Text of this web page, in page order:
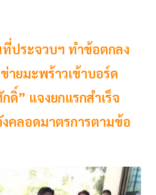
ประจวบฯ ทำข้อตกลง
ายมะพร้าวเข้าบอร์ด
ดิ์” แจงยกแรกสำเร็จ
คลอดมาตรการตามข้อ